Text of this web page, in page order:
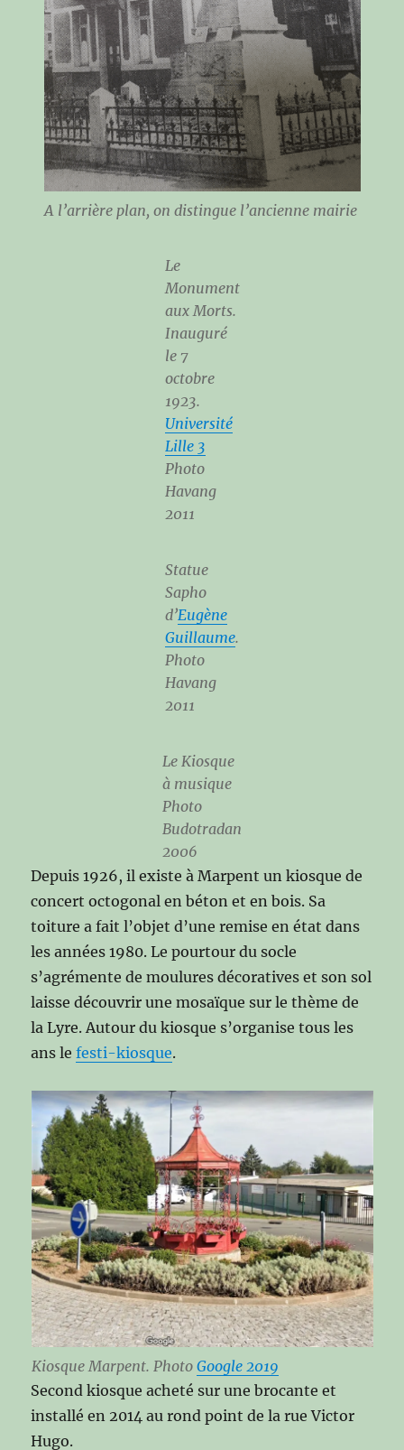
A l’arrière plan, on distingue l’ancienne mairie
Le
Monument
aux Morts.
Inauguré
le 7
octobre
1923.
Université
Lille 3
Photo
Havang
2011
Statue
Sapho
d’Eugène
Guillaume.
Photo
Havang
2011
Le Kiosque
à musique
Photo
Budotradan
2006
Depuis 1926, il existe à Marpent un kiosque de
concert octogonal en béton et en bois. Sa
toiture a fait l’objet d’une remise en état dans
les années 1980. Le pourtour du socle
s’agrémente de moulures décoratives et son sol
laisse découvrir une mosaïque sur le thème de
la Lyre. Autour du kiosque s’organise tous les
ans lefesti-kiosque.
Kiosque Marpent. Photo Google 2019
Second kiosque acheté sur une brocante et
installé en 2014 au rond point de la rue Victor
Hugo.